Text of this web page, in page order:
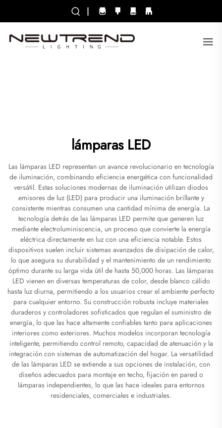
|
lámparas LED
Las lámparas LED representan un avance revolucionario en tecnología
de iluminación, combinando eficiencia energética con funcionalidad
versátil. Estas soluciones modernas de iluminación utilizan diodos
emisores de luz (LED) para producir una iluminación brillante y
consistente mientras consumen una cantidad mínima de energía. La
tecnología detrás de las lámparas LED permite que generen luz
mediante electroluminiscencia, un proceso que convierte la energía
eléctrica directamente en luz con una eficiencia notable. Estos
dispositivos suelen incluir sistemas avanzados de disipación de calor,
lo que asegura su durabilidad y el mantenimiento de un rendimiento
óptimo durante su larga vida útil de hasta 50,000 horas. Las lámparas
LED vienen en diversas temperaturas de color, desde blanco cálido
hasta luz diurna, permitiendo a los usuarios crear el ambiente perfecto
para cualquier entorno. Su construcción robusta incluye materiales
duraderos y controladores sofisticados que regulan el suministro de
energía, lo que las hace altamente confiables tanto para aplicaciones
interiores como exteriores. Muchos modelos incorporan tecnología
inteligente, permitiendo control remoto, capacidad de atenuación y la
integración con sistemas de automatización del hogar. La versatilidad
de las lámparas LED se extiende a sus opciones de instalación, con
diseños adecuados para montaje en techo, fijación en pared o
lámparas independientes, lo que las hace ideales para entornos
residenciales, comerciales e industriales.